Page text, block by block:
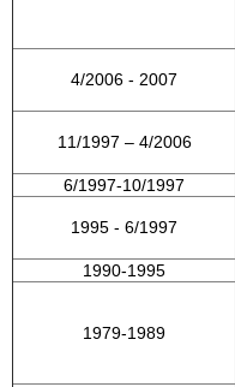
4/2006 - 2007
11/1997 – 4/2006
6/1997-10/1997
1995 - 6/1997
1990-1995
1979-1989